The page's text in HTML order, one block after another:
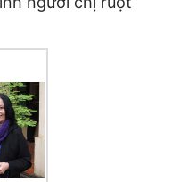
cần biết
hệ quảng cáo